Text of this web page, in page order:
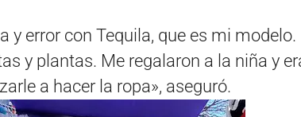
y error con Tequila, que es mi
y plantas. Me regalaron a la niña y
a hacer la ropa», aseguró.